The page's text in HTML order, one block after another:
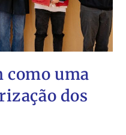
como uma
dos